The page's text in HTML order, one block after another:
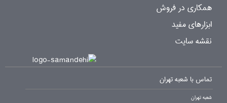
همکاری در فروش
ابزارهای مفید
نقشه سایت
تماس با شعبه تهران
شعبه تهران